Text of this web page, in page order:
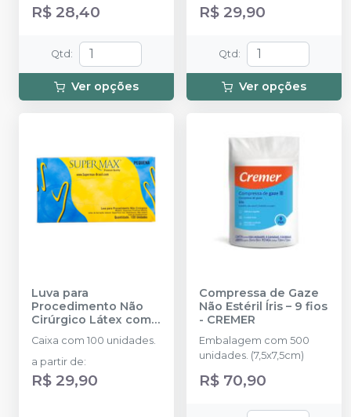
R$ 28,40
Qtd :
Ver opções
R$ 29,90
Qtd :
Ver opções
Luva para
Procedimento Não
Cirúrgico Látex com
Pó
SUPERMAX
Caixa com 100 unidades.
a partir de:
R$ 29,90
Compressa de Gaze
Não Estéril Íris – 9 fios
- CREMER
Embalagem com 500
unidades. (7,5x7,5cm)
R$ 70,90